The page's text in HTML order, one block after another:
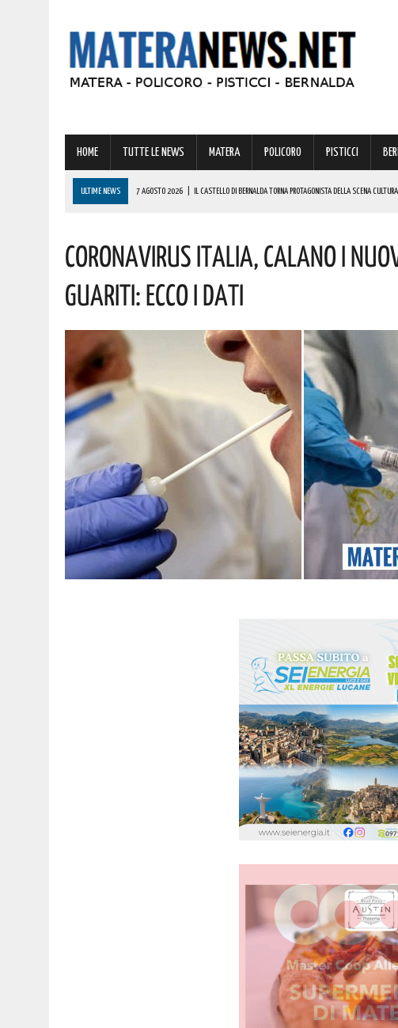
HOME TUTTE LE NEWS MATERA POLICORO PISTICCI
ULTIME NEWS 7 AGOSTO 2026 IL CASTELLO DI BERNALDA TORNA PROTAGONISTA DELLA SCENA
7 AGOSTO 2026 A GRASSANO FERVONO I PREPARATIVI PER LA RIEVOCAZIONE STORICA “I CAVALIERI DI
7 AGOSTO 2026 BERNALDA: IL SUGGESTIVO SCENARIO DELLE TAVOLE PALATINE FARÀ DA CORNICE ALLO
Coronavirus Italia, Calano I
Guariti: Ecco I Dati